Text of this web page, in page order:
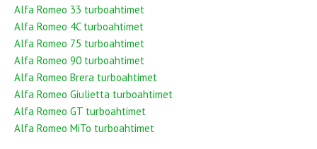
Alfa Romeo 33 turboahtimet
Alfa Romeo 4C turboahtimet
Alfa Romeo 75 turboahtimet
Alfa Romeo 90 turboahtimet
Alfa Romeo Brera turboahtimet
Alfa Romeo Giulietta turboahtimet
Alfa Romeo GT turboahtimet
Alfa Romeo MiTo turboahtimet